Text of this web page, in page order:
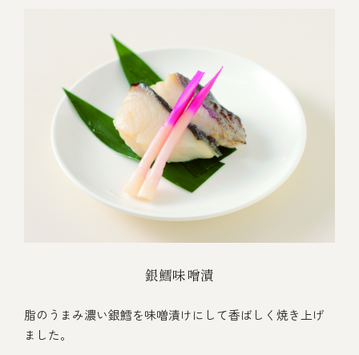
銀鱈味噌漬
脂のうまみ濃い銀鱈を味噌漬けにして香ばしく焼き上げ
ました。